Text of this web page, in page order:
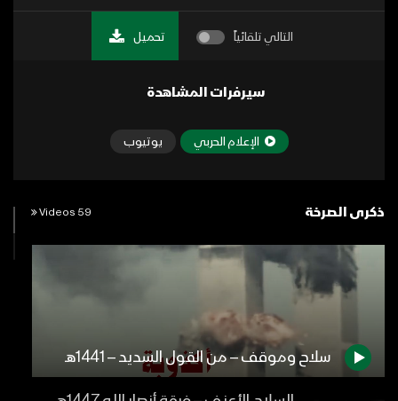
التالي تلقائياً تحميل
سيرفرات المشاهدة
الإعلام الحربي يوتيوب
ذكرى الصرخة 59 Videos
سلاح وموقف – من القول السديد – 1441هـ